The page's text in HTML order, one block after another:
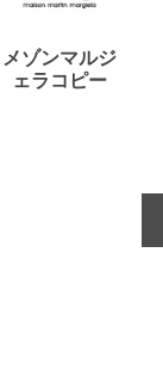
メゾンマルジ
ェラコピー